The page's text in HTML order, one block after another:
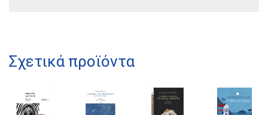
Σχετικά προϊόντα
kombrai.bs@gmail.com